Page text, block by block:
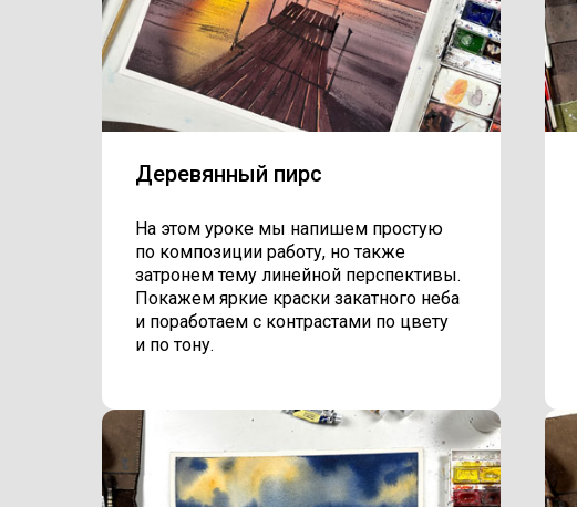
Деревянный пирс
На этом уроке мы напишем простую
по композиции работу, но также
затронем тему линейной перспективы.
Покажем яркие краски закатного неба
и поработаем с контрастами по цвету
и по тону.